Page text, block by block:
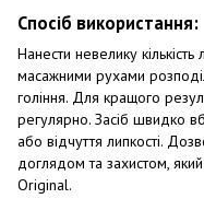
Спосіб використання:
Нанести невелику
масажними рухами
гоління. Для кращого
регулярно. Засіб швидко
або відчуття липкості.
доглядом та захистом,
Original.